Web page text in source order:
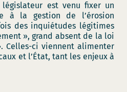
est venu fixer un
à la gestion de l’érosion
des inquiétudes légitimes
», grand absent de la loi
Celles-ci viennent alimenter
et l’État, tant les enjeux à